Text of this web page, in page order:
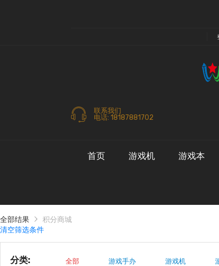
联系我们
电话: 18187881702
首页 游戏机 游戏本
全部结果
积分商城
清空筛选条件
分类: 全部 游戏手办 游戏机